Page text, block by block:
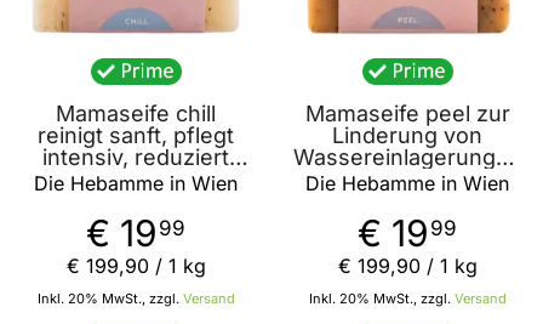
Mamaseife chill
reinigt sanft, pflegt
intensiv, reduziert
nachweislich Stress -
Chill" 100g von die
Hebamme in Wien
Die Hebamme in Wien
€ 19 99
Inkl. 20% MwSt., zzgl. Versand
€ 199,90/ 1 kg
Mamaseife peel zur
Linderung von
Wassereinlagerungen
- "a soap for mommy
Hebamme in Wien
Die Hebamme in Wien
€ 19 99
Inkl. 20% MwSt., zzgl. Versand
€ 199,90/ 1 kg